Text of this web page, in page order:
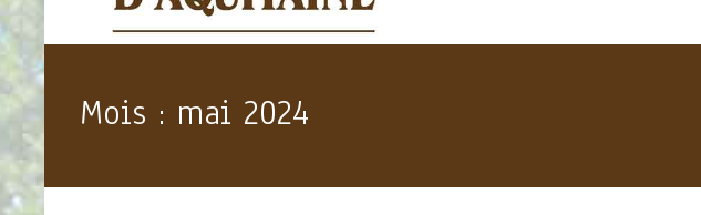
Mois : mai 2024